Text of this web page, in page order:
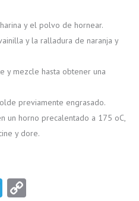
y el polvo de hornear.
y la ralladura de naranja y
y mezcle hasta obtener una
previamente engrasado.
un horno precalentado a 175 oC,
y dore.
TeC